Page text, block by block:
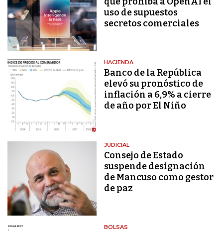
uso de supuestos
secretos comerciales
HACIENDA
Banco de la República
elevó su pronóstico de
inflación a 6,9% a cierre
de año por El Niño
JUDICIAL
Consejo de Estado
suspende designación
de Mancuso como gestor
de paz
BOLSAS